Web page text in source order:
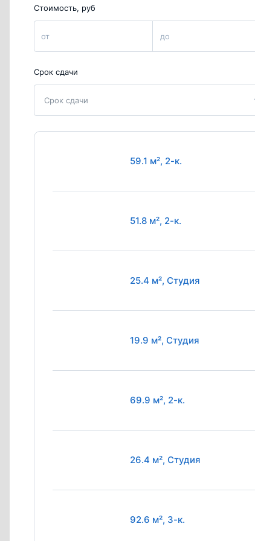
Стоимость, руб
от до
Срок сдачи
Срок сдачи
59.1 м², 2-к.
51.8 м², 2-к.
25.4 м², Студия
19.9 м², Студия
69.9 м², 2-к.
26.4 м², Студия
92.6 м², 3-к.